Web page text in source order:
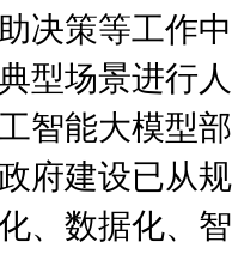
决策等工作
型场景进行
智能大模型
府建设已从
、数据化、